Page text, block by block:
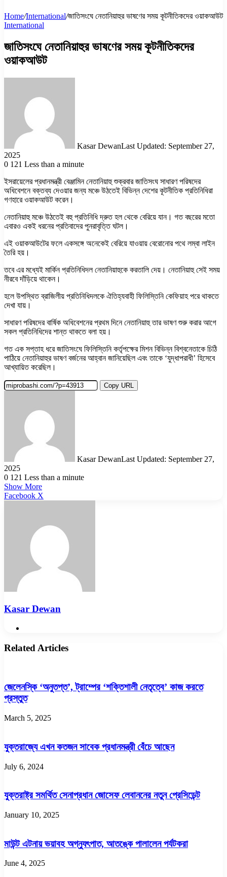
Home/International/জাতিসংঘে নেতানিয়াহুর ভাষণের সময় কূটনীতিকদের ওয়াকআউট
International
জাতিসংঘে নেতানিয়াহুর ভাষণের সময় কূটনীতিকদের
ওয়াকআউট
Kasar DewanLast Updated: September 27,
2025
0 121 Less than a minute
ইসরায়েলের প্রধানমন্ত্রী বেঞ্জামিন নেতানিয়াহু শুক্রবার জাতিসংঘ সাধারণ পরিষদের
অধিবেশনে বক্তব্য দেওয়ার জন্য মঞ্চে উঠতেই বিভিন্ন দেশের কূটনীতিক প্রতিনিধিরা
গণহারে ওয়াকআউট করেন।
নেতানিয়াহু মঞ্চে উঠতেই বহু প্রতিনিধি দ্রুত হল থেকে বেরিয়ে যান। গত বছরের মতো
এবারও একই ধরনের প্রতিবাদের পুনরাবৃত্তি ঘটল।
এই ওয়াকআউটের ফলে একসঙ্গে অনেকেই বেরিয়ে যাওয়ায় বেরোনোর পথে লম্বা লাইন
তৈরি হয়।
তবে এর মধ্যেই মার্কিন প্রতিনিধিদল নেতানিয়াহুকে করতালি দেয়। নেতানিয়াহু সেই সময়
নীরবে দাঁড়িয়ে থাকেন।
হলে উপস্থিত ব্রাজিলীয় প্রতিনিধিদলকে ঐতিহ্যবাহী ফিলিস্তিনি কেফিয়াহ পরে থাকতে
দেখা যায়।
সাধারণ পরিষদের বার্ষিক অধিবেশনের প্রথম দিনে নেতানিয়াহু তার ভাষণ শুরু করার আগে
সকল প্রতিনিধিদের শান্ত থাকতে বলা হয়।
গত এক সপ্তাহ ধরে জাতিসংঘে ফিলিস্তিনি কর্তৃপক্ষের মিশন বিভিন্ন বিশ্বনেতাকে চিঠি
পাঠিয়ে নেতানিয়াহুর ভাষণ বর্জনের আহ্বান জানিয়েছিল এবং তাকে ‘যুদ্ধাপরাধী’ হিসেবে
আখ্যায়িত করেছিল।
Copy URL
Kasar DewanLast Updated: September 27,
2025
0 121 Less than a minute
Show More
Facebook X
Kasar Dewan
Related Articles
জেলেনস্কি ‘অনুতপ্ত’, ট্রাম্পের ‘শক্তিশালী নেতৃত্বে’ কাজ করতে
প্রস্তুত
March 5, 2025
যুক্তরাজ্যে এখন কতজন সাবেক প্রধানমন্ত্রী বেঁচে আছেন
July 6, 2024
যুক্তরাষ্ট্র সমর্থিত সেনাপ্রধান জোসেফ লেবাননের নতুন প্রেসিডেন্ট
January 10, 2025
মাউন্ট এটনায় ভয়াবহ অগ্ন্যুৎপাত, আতঙ্কে পালালেন পর্যটকরা
June 4, 2025